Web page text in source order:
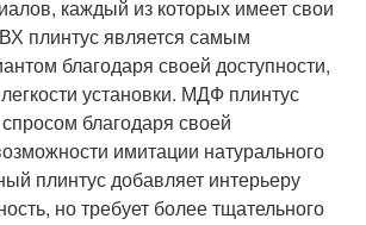
каждый из которых имеет свои
плинтус является самым
благодаря своей доступности,
установки. МДФ плинтус
благодаря своей
имитации натурального
плинтус добавляет интерьеру
но требует более тщательного